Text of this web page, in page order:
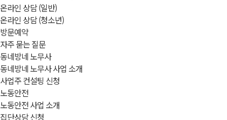
온라인 상담 (일반)
온라인 상담 (청소년)
방문예약
자주 묻는 질문
동네방네 노무사
동네방네 노무사 사업 소개
사업주 컨설팅 신청
노동안전
노동안전 사업 소개
집단상담 신청